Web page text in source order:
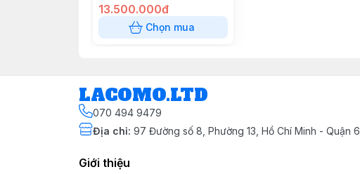
13.500.000đ
Chọn mua
LACOMO.LTD
070 494 9479
Địa chỉ: 97 Đường số 8, Phường 13, Hồ Chí Minh - Quận 6
Giới thiệu